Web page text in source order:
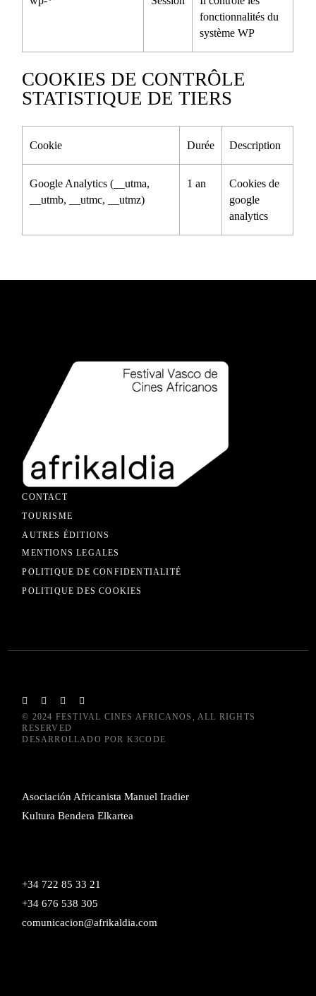
fonctionnalités du
système WP
COOKIES DE CONTRÔLE
STATISTIQUE DE TIERS
Cookie Durée Description
Google Analytics (__utma,
__utmb, __utmc, __utmz)
1 an
Cookies de
google
analytics
CONTACT
TOURISME
AUTRES ÉDITIONS
MENTIONS LEGALES
POLITIQUE DE CONFIDENTIALITÉ
POLITIQUE DES COOKIES
© 2024 FESTIVAL CINES AFRICANOS , ALL RIGHTS
RESERVED
DESARROLLADO POR K3CODE
Asociación Africanista Manuel Iradier
Kultura Bendera Elkartea
+34 722 85 33 21
+34 676 538 305
comunicacion@afrikaldia.com